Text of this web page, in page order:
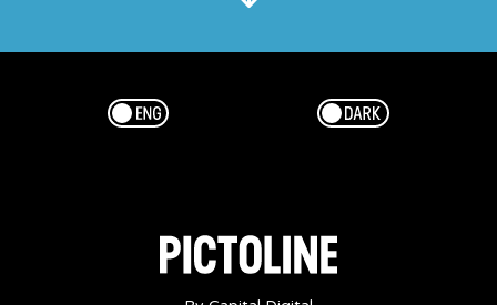
Esp/Eng Dark/Light